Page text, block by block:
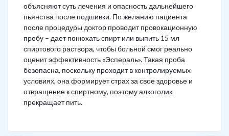
объясняют суть лечения и опасность дальнейшего
пьянства после подшивки. По желанию пациента
после процедуры доктор проводит провокационную
пробу – дает понюхать спирт или выпить 15 мл
спиртового раствора, чтобы больной смог реально
оценит эффективность «Эспераль». Такая проба
безопасна, поскольку проходит в контролируемых
условиях, она формирует страх за свое здоровье и
отвращение к спиртному, поэтому алкоголик
прекращает пить.